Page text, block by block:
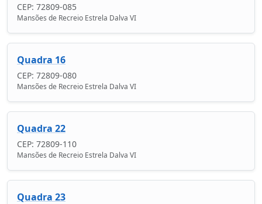
CEP: 72809-085
Mansões de Recreio Estrela Dalva VI
Quadra 16
CEP: 72809-080
Mansões de Recreio Estrela Dalva VI
Quadra 22
CEP: 72809-110
Mansões de Recreio Estrela Dalva VI
Quadra 23